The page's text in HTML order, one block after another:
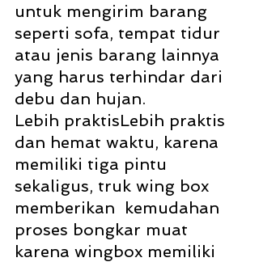
untuk mengirim barang
seperti sofa, tempat tidur
atau jenis barang lainnya
yang harus terhindar dari
debu dan hujan.
Lebih praktisLebih praktis
dan hemat waktu, karena
memiliki tiga pintu
sekaligus, truk wing box
memberikan  kemudahan
proses bongkar muat
karena wingbox memiliki